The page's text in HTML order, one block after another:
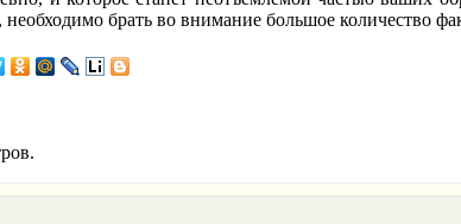
брать во внимание большое количество